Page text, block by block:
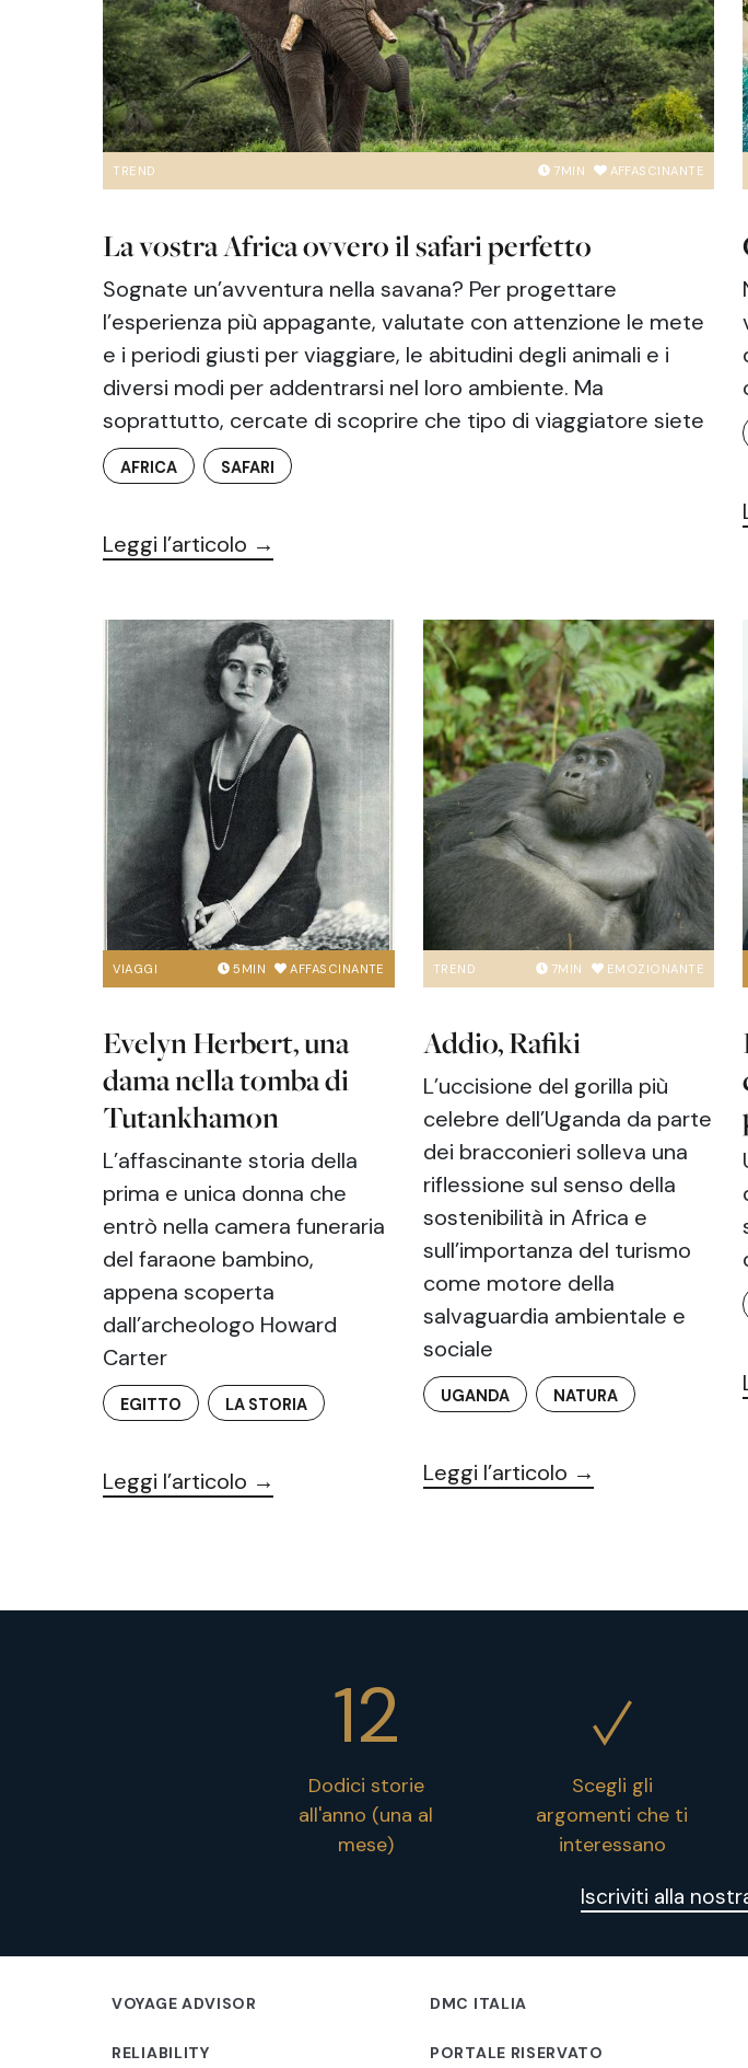
TREND 7MIN AFFASCINANTE
La vostra Africa ovvero il safari perfetto
Sognate un’avventura nella savana? Per progettare
l’esperienza più appagante, valutate con attenzione le mete
e i periodi giusti per viaggiare, le abitudini degli animali e i
diversi modi per addentrarsi nel loro ambiente. Ma
soprattutto, cercate di scoprire che tipo di viaggiatore siete
AFRICA SAFARI
Leggi l’articolo →
VIAGGI 5 MIN AFFASCINANTE
Evelyn Herbert, una
dama nella tomba di
Tutankhamon
L’affascinante storia della
prima e unica donna che
entrò nella camera funeraria
del faraone bambino,
appena scoperta
dall’archeologo Howard
Carter
EGITTO LA STORIA
Leggi l’articolo →
TREND 7MIN EMOZIONANTE
Addio, Rafiki
L’uccisione del gorilla più
celebre dell’Uganda da parte
dei bracconieri solleva una
riflessione sul senso della
sostenibilità in Africa e
sull’importanza del turismo
come motore della
salvaguardia ambientale e
sociale
UGANDA NATURA
Leggi l’articolo →
12
Dodici storie
all'anno (una al
mese)
Scegli gli
argomenti che ti
interessano
Iscriviti alla
VOYAGE ADVISOR
RELIABILITY
DMC ITALIA
PORTALE RISERVATO